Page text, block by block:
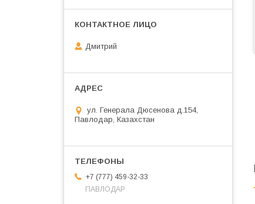
Дмитрий
ул. Генерала Дюсенова д.154,
Павлодар, Казахстан
+7 (777) 459-32-33
ПАВЛОДАР